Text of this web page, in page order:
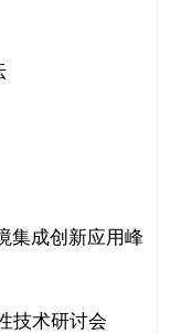
集成创新应用峰
技术研讨会